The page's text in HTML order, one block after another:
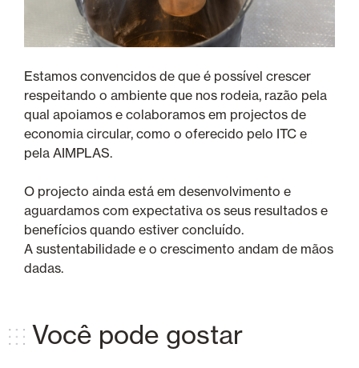
Estamos convencidos de que é possível crescer
respeitando o ambiente que nos rodeia, razão pela
qual apoiamos e colaboramos em projectos de
economia circular, como o oferecido pelo ITC e
pela AIMPLAS.
O projecto ainda está em desenvolvimento e
aguardamos com expectativa os seus resultados e
benefícios quando estiver concluído.
A sustentabilidade e o crescimento andam de mãos
dadas.
Você pode gostar